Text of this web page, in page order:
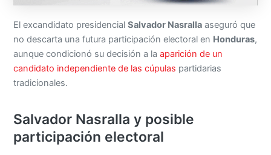
El excandidato presidencialSalvador Nasralla aseguró que
no descarta una futura participación electoral en Honduras,
aunque condicionó su decisión a laaparición de un
candidato independiente de las cúpulas partidarias
tradicionales.
Salvador Nasralla y posible
participación electoral